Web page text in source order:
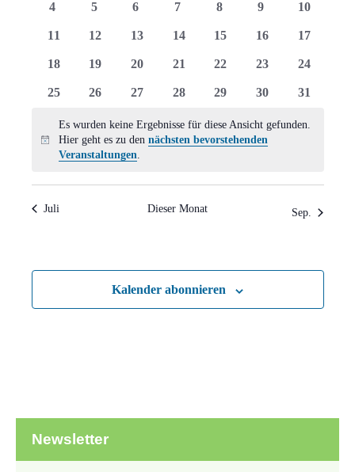
0
4
0
5
0
6
0
7
0
8
0
9
0
10
0
11
0
12
0
13
0
14
0
15
0
16
0
17
0
18
0
19
0
20
0
21
0
22
0
23
0
24
0
25
0
26
0
27
0
28
0
29
0
30
0
31
Hinweis
Es wurden keine Ergebnisse für diese Ansicht gefunden.
Hier geht es zu den nächsten bevorstehenden
Veranstaltungen.
Juli Dieser Monat Sep.
Kalender abonnieren
Newsletter